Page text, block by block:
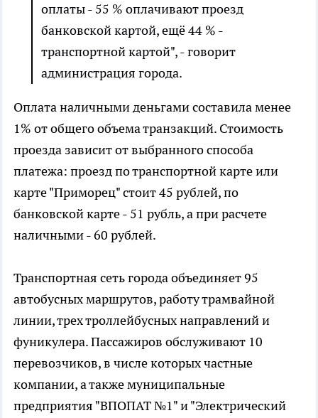
оплаты - 55 % оплачивают проезд
банковской картой, ещё 44 % -
транспортной картой", - говорит
администрация города.
Оплата наличными деньгами составила менее
1% от общего объема транзакций. Стоимость
проезда зависит от выбранного способа
платежа: проезд по транспортной карте или
карте "Приморец" стоит 45 рублей, по
банковской карте - 51 рубль, а при расчете
наличными - 60 рублей.
Транспортная сеть города объединяет 95
автобусных маршрутов, работу трамвайной
линии, трех троллейбусных направлений и
фуникулера. Пассажиров обслуживают 10
перевозчиков, в числе которых частные
компании, а также муниципальные
предприятия "ВПОПАТ №1" и "Электрический